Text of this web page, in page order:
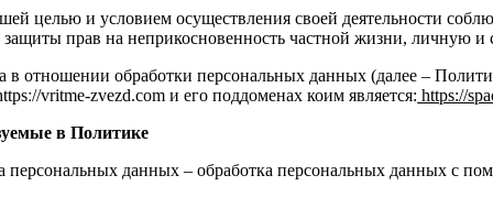
целью и условием осуществления своей деятельности
прав на неприкосновенность частной жизни, личную и
в отношении обработки персональных данных (далее –
vritme-zvezd.com и его поддоменах коим является: https://
в Политике
персональных данных – обработка персональных данных с